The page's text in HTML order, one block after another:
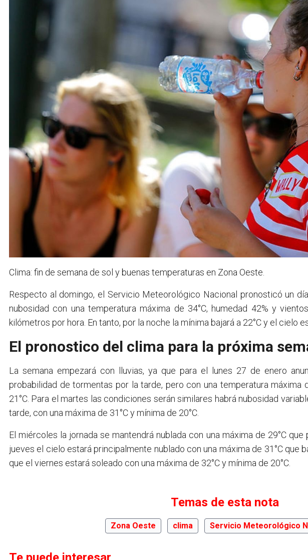
Clima: fin de semana de sol y buenas temperaturas en Zona Oeste.
Respecto al domingo, el Servicio Meteorológico Nacional pronosticó un
nubosidad con una temperatura máxima de 34°C, humedad 42% y
kilómetros por hora. En tanto, por la noche la mínima bajará a 22°C y el cielo
El pronostico del clima para la próxima
La semana empezará con lluvias, ya que para el lunes 27 de enero
probabilidad de tormentas por la tarde, pero con una temperatura máxima
21°C. Para el martes las condiciones serán similares habrá nubosidad
tarde, con una máxima de 31°C y mínima de 20°C.
El miércoles la jornada se mantendrá nublada con una máxima de 29°C que
jueves el cielo estará principalmente nublado con una máxima de 31°C que
que el viernes estará soleado con una máxima de 32°C y mínima de 20°C.
Temas de esta nota
Zona Oeste clima Servicio Meteorológico